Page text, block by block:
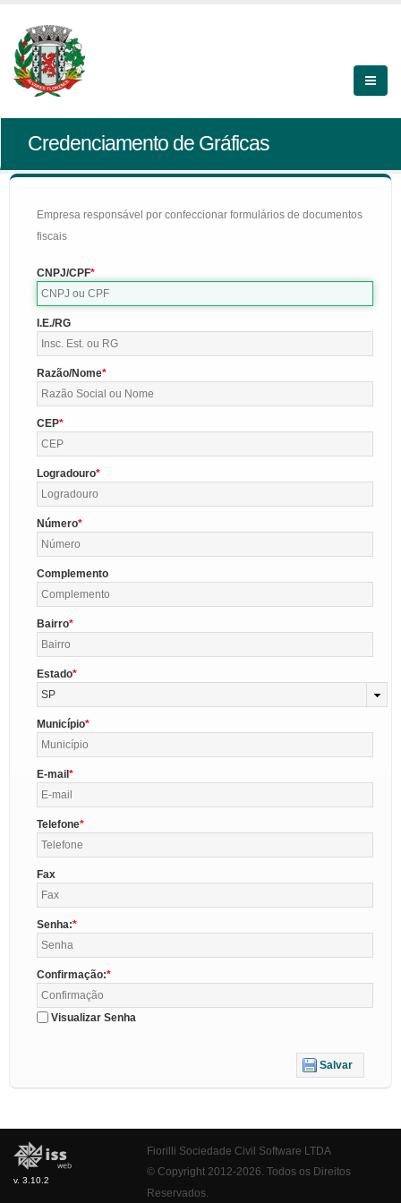
Credenciamento de Gráficas
Empresa responsável por confeccionar formulários de documentos
fiscais
CNPJ/CPF
I.E./RG
Razão/Nome
CEP
Logradouro
Número
Complemento
Bairro
Estado
SP
Município
E-mail
Telefone
Fax
Senha:
Confirmação:
Visualizar Senha
Salvar
v. 3.10.2
Fiorilli Sociedade Civil Software LTDA
© Copyright 2012-2026. Todos os Direitos
Reservados.